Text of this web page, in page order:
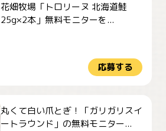
花畑牧場「トロリーヌ 北海道鮭
25g×2本」無料モニターを...
応募する
丸くて白い爪とぎ！「ガリガリスイ
ートラウンド」の無料モニター...